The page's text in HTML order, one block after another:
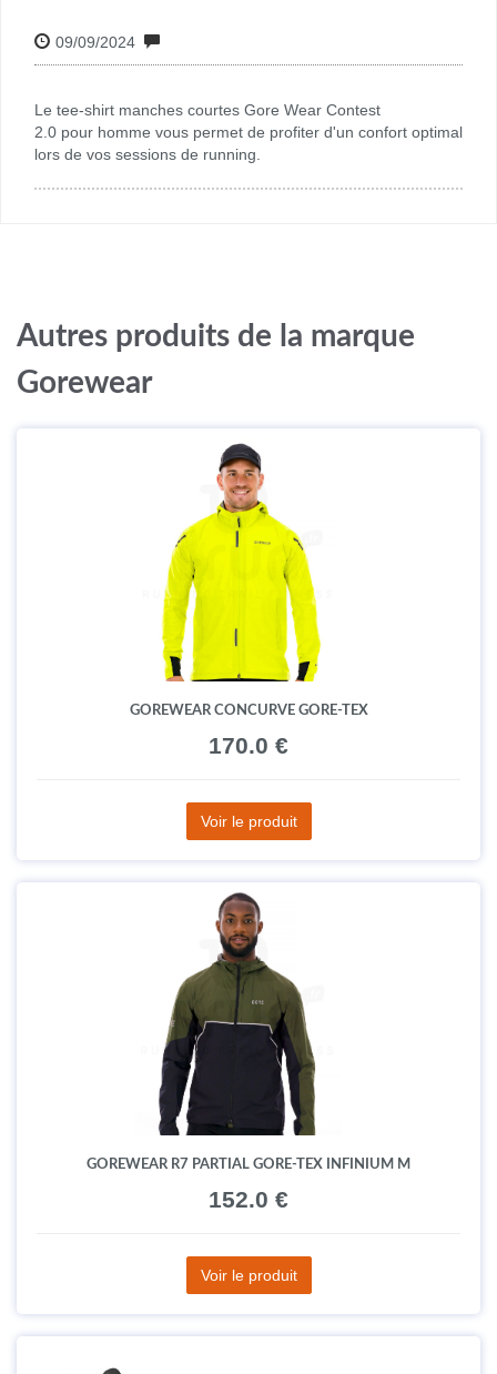
09/09/2024
Le tee-shirt manches courtes Gore Wear Contest
2.0 pour homme vous permet de profiter d'un confort optimal
lors de vos sessions de running.
Autres produits de la marque
Gorewear
GOREWEAR CONCURVE GORE-TEX
170.0 €
Voir le produit
GOREWEAR R7 PARTIAL GORE-TEX INFINIUM M
152.0 €
Voir le produit